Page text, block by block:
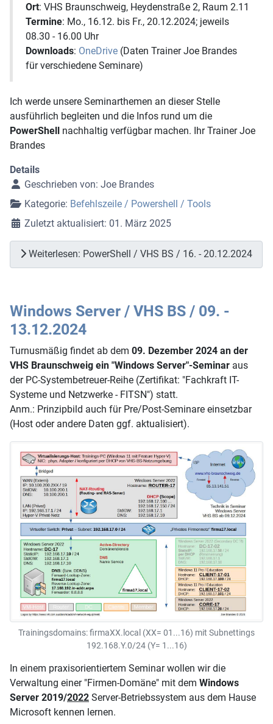
Ort: VHS Braunschweig, Heydenstraße 2, Raum 2.11
Termine: Mo., 16.12. bis Fr., 20.12.2024; jeweils
08.30 - 16.00 Uhr
Downloads: OneDrive (Daten Trainer Joe Brandes
für verschiedene Seminare)
Ich werde unsere Seminarthemen an dieser Stelle
ausführlich begleiten und die Infos rund um die
PowerShell nachhaltig verfügbar machen. Ihr Trainer Joe
Brandes
Details
Geschrieben von: Joe Brandes
Kategorie: Befehlszeile / Powershell / Tools
Zuletzt aktualisiert: 01. März 2025
Weiterlesen: PowerShell / VHS BS / 16. - 20.12.2024
Windows Server / VHS BS / 09. -
13.12.2024
Turnusmäßig findet ab dem 09. Dezember 2024 an der
VHS Braunschweig ein "Windows Server"-Seminar aus
der PC-Systembetreuer-Reihe (Zertifikat: "Fachkraft IT-
Systeme und Netzwerke - FITSN") statt.
Anm.: Prinzipbild auch für Pre/Post-Seminare einsetzbar
(Host oder andere Daten ggf. aktualisiert).
Trainingsdomains: firmaXX.local (XX= 01...16) mit Subnettings
192.168.Y.0/24 (Y= 1...16)
In einem praxisorientiertem Seminar wollen wir die
Verwaltung einer "Firmen-Domäne" mit dem Windows
Server 2019/2022 Server-Betriebssystem aus dem Hause
Microsoft kennen lernen.